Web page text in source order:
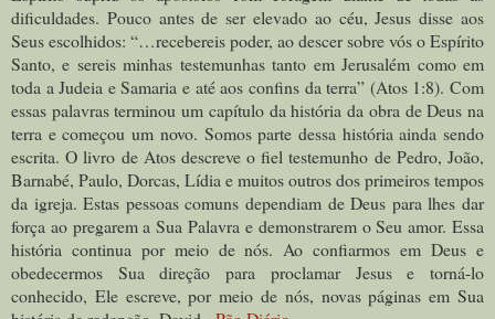
dificuldades. Pouco antes de ser elevado ao céu, Jesus disse aos
Seus escolhidos: “…recebereis poder, ao descer sobre vós o Espírito
Santo, e sereis minhas testemunhas tanto em Jerusalém como em
toda a Judeia e Samaria e até aos confins da terra” (Atos 1:8). Com
essas palavras terminou um capítulo da história da obra de Deus na
terra e começou um novo. Somos parte dessa história ainda sendo
escrita. O livro de Atos descreve o fiel testemunho de Pedro, João,
Barnabé, Paulo, Dorcas, Lídia e muitos outros dos primeiros tempos
da igreja. Estas pessoas comuns dependiam de Deus para lhes dar
força ao pregarem a Sua Palavra e demonstrarem o Seu amor. Essa
história continua por meio de nós. Ao confiarmos em Deus e
obedecermos Sua direção para proclamar Jesus e torná-lo
conhecido, Ele escreve, por meio de nós, novas páginas em Sua